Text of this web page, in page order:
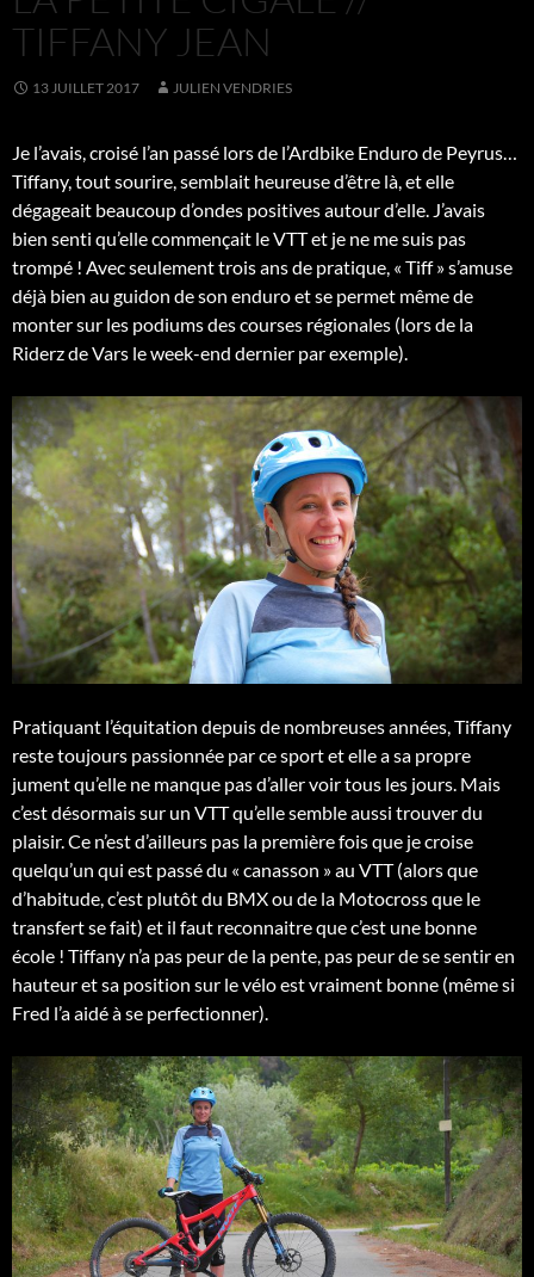
TIFFANY JEAN
13 JUILLET 2017 JULIEN VENDRIES
Je l’avais, croisé l’an passé lors de l’Ardbike Enduro de Peyrus…
Tiffany, tout sourire, semblait heureuse d’être là, et elle
dégageait beaucoup d’ondes positives autour d’elle. J’avais
bien senti qu’elle commençait le VTT et je ne me suis pas
trompé ! Avec seulement trois ans de pratique, « Tiff » s’amuse
déjà bien au guidon de son enduro et se permet même de
monter sur les podiums des courses régionales (lors de la
Riderz de Vars le week-end dernier par exemple).
Pratiquant l’équitation depuis de nombreuses années, Tiffany
reste toujours passionnée par ce sport et elle a sa propre
jument qu’elle ne manque pas d’aller voir tous les jours. Mais
c’est désormais sur un VTT qu’elle semble aussi trouver du
plaisir. Ce n’est d’ailleurs pas la première fois que je croise
quelqu’un qui est passé du « canasson » au VTT (alors que
d’habitude, c’est plutôt du BMX ou de la Motocross que le
transfert se fait) et il faut reconnaitre que c’est une bonne
école ! Tiffany n’a pas peur de la pente, pas peur de se sentir en
hauteur et sa position sur le vélo est vraiment bonne (même si
Fred l’a aidé à se perfectionner).